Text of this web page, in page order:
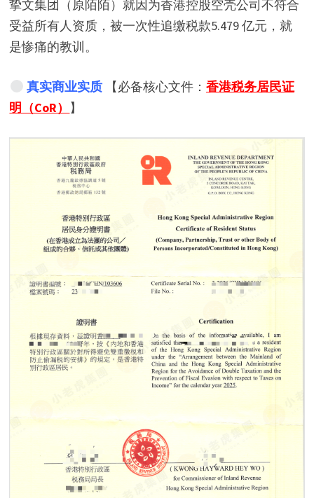
挚文集团（原陌陌）就因为香港控股空壳公司不符合
受益所有人资质，被一次性追缴税款5.479 亿元，就
是惨痛的教训。
真实商业实质 【必备核心文件： 香港税务居民证
明（CoR） 】